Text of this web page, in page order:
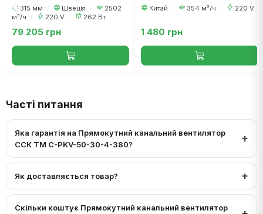
315 мм Швеція
2502
м³/ч
220 V 262 Вт
79 205 грн
Китай 354 м³/ч 220 V
1 480 грн
Часті питання
Яка гарантія на Прямокутний канальний вентилятор
ССК ТМ C-PKV-50-30-4-380?
Як доставляється товар?
Скільки коштує Прямокутний канальний вентилятор